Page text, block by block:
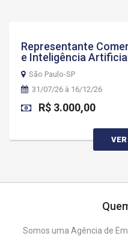
Representante
e Inteligência Artificial
São Paulo-SP
31/07/26 à 16/12/26
R$ 3.000,00
Somos uma Agência de